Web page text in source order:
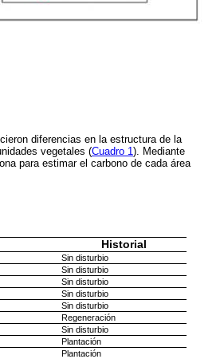
diferencias en la estructura de la
vegetales (Cuadro 1). Mediante
para estimar el carbono de cada área
Historial
Sin disturbio
Sin disturbio
Sin disturbio
Sin disturbio
Sin disturbio
Regeneración
Sin disturbio
Plantación
Plantación